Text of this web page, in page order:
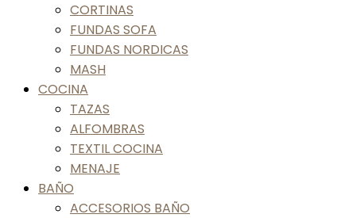
CORTINAS
FUNDAS SOFA
FUNDAS NORDICAS
MASH
COCINA
TAZAS
ALFOMBRAS
TEXTIL COCINA
MENAJE
BAÑO
ACCESORIOS BAÑO